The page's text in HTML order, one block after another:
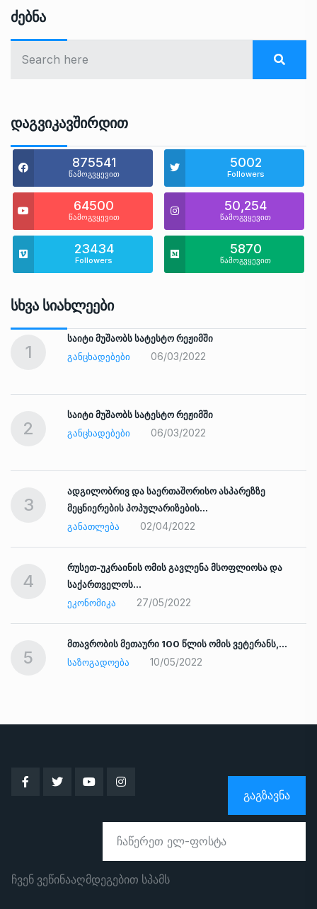
Ძებნა
Დაგვიკავშირდით
875541
წამოგვყევით
5002
Followers
64500
წამოგვყევით
50,254
წამოგვყევით
23434
Followers
5870
წამოგვყევით
Სხვა Სიახლეები
1
საიტი მუშაობს სატესტო რეჟიმში
ᲒᲐᲜᲪᲮᲐᲓᲔᲑᲔᲑᲘ
06/03/2022
2
საიტი მუშაობს სატესტო რეჟიმში
ᲒᲐᲜᲪᲮᲐᲓᲔᲑᲔᲑᲘ
06/03/2022
3
ადგილობრივ და საერთაშორისო ასპარეზზე
მეცნიერების პოპულარიზების…
ᲒᲐᲜᲐᲗᲚᲔᲑᲐ
02/04/2022
4
რუსეთ-უკრაინის ომის გავლენა მსოფლიოსა და
საქართველოს…
ᲔᲙᲝᲜᲝᲛᲘᲙᲐ
27/05/2022
5
მთავრობის მეთაური 100 წლის ომის ვეტერანს,…
ᲡᲐᲖᲝᲒᲐᲓᲝᲔᲑᲐ
10/05/2022
ᲒᲐᲒᲖᲐᲕᲜᲐ
ჩვენ ვეწინააღმდეგებით სპამს